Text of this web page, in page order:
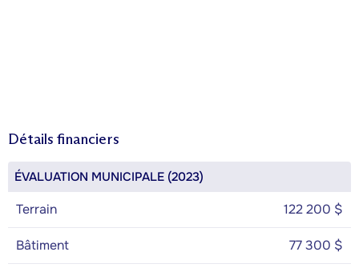
Détails financiers
ÉVALUATION MUNICIPALE (2023)
Terrain 122 200 $
Bâtiment 77 300 $